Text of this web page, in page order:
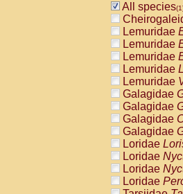
All species
Lemuridae
Lemuridae
Lemuridae
Lemuridae
Lemuridae
Galagidae
Galagidae
Galagidae
Galagidae
Loridae
Loridae
Loridae
Loridae